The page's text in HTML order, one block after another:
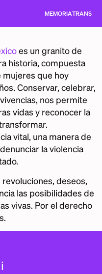
MEMORIATRANS
es un granito de
historia, compuesta
mujeres que hoy
Conservar, celebrar,
nos permite
vidas y reconocer la
vital, una manera de
la violencia
deseos,
las posibilidades de
vivas. Por el derecho